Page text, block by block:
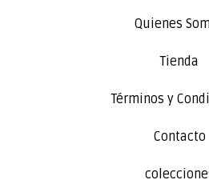
Quienes
Tienda
Términos y
Contacto